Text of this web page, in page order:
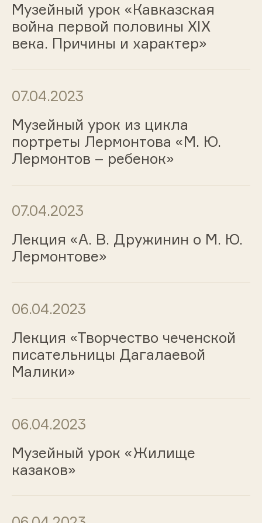
Музейный урок «Кавказская
война первой половины ХIХ
века. Причины и характер»
07.04.2023
Музейный урок из цикла
портреты Лермонтова «М. Ю.
Лермонтов – ребенок»
07.04.2023
Лекция «А. В. Дружинин о М. Ю.
Лермонтове»
06.04.2023
Лекция «Творчество чеченской
писательницы Дагалаевой
Малики»
06.04.2023
Музейный урок «Жилище
казаков»